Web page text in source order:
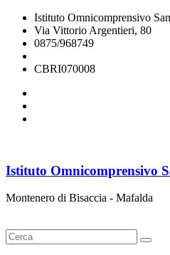
Istituto Omnicomprensivo
Via Vittorio Argentieri, 80
0875/968749
CBRI070008
Istituto Omnicomprensivo
Montenero di Bisaccia - Mafalda